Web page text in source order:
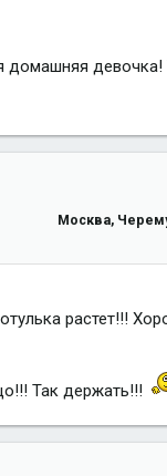
домашняя девочка!
Москва,
растет!!!
Так держать!!!